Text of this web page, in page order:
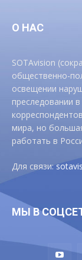
О НАС
SOTAvision
общественно-
освещении
преследовании
мира, но
работать в
Для связи:
МЫ В